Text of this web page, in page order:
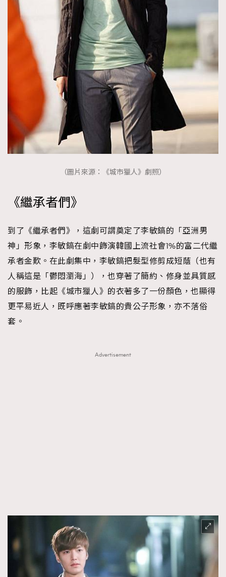
（圖片來源：《城市獵人》劇照）
《繼承者們》
到了《繼承者們》，這劇可謂奠定了李敏鎬的「亞洲男
神」形象，李敏鎬在劇中飾演韓國上流社會1%的富二代繼
承者金歎。在此劇集中，李敏鎬把髮型修剪成短蔭（也有
人稱這是「鬱悶瀏海」），也穿著了簡約、修身並具質感
的服飾，比起《城市獵人》的衣著多了一份顏色，也顯得
更平易近人，既呼應著李敏鎬的貴公子形象，亦不落俗
套。
Advertisement